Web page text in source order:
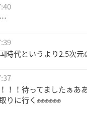
時代というより2.5次元
！！待ってましたぁあ
に行く✊✊✊✊✊✊